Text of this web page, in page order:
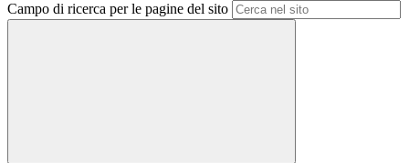
Campo di ricerca per le pagine del sito